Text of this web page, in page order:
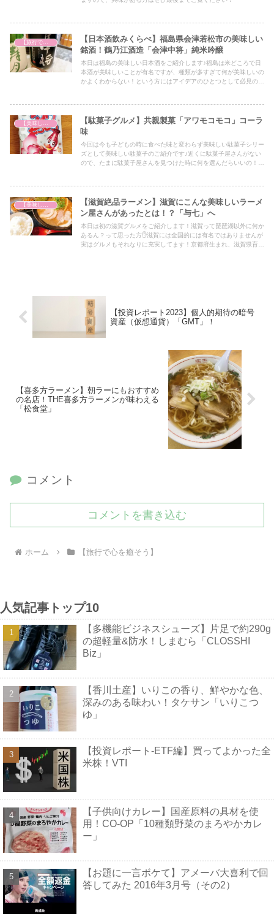
【日本酒飲みくらべ】福島県会津若松市の美味しい
銘酒！鶴乃江酒造「会津中将」純米吟醸
本日は福島の美味しい日本酒をご紹介します♪福島は米どころで日
本酒が美味しいことが有名ですが、種類が多すぎて何が美味しいの
かよくわからない！という方にはアイデアのひとつとして必見の内
【美味しいは正義】
【駄菓子グルメ】共親製菓「アワモコモコ」コーラ
味
今回は今も子どもの時に食べた味と変わらず美味しい駄菓子シリー
ズとして美味しい駄菓子のご紹介です♪近くに駄菓子屋さんがない
ので、たまに駄菓子屋さんを見つけた時に何を選んだらいいの！？
【美味しいは正義】
【滋賀絶品ラーメン】滋賀にこんな美味しいラーメ
ン屋さんがあったとは！？「与七」へ
本日は初の滋賀グルメをご紹介します！滋賀って琵琶湖以外に何か
あるん？って思った方✋滋賀には全国的には有名ではありませんが
実はグルメもそれなりに充実してます！京都府生まれ、滋賀県育ち
【投資レポート2023】個人的期待の暗号
資産（仮想通貨）「GMT」！
【喜多方ラーメン】朝ラーにもおすすめ
の名店！THE喜多方ラーメンが味わえる
「松食堂」
コメント
コメントを書き込む
ホーム 【旅行で心を癒そう】
人気記事トップ10
【多機能ビジネスシューズ】片足で約290g
の超軽量&防水！しまむら「CLOSSHI
Biz」
【香川土産】いりこの香り、鮮やかな色、
深みのある味わい！タケサン「いりこつ
ゆ」
【投資レポート-ETF編】買ってよかった全
米株！VTI
【子供向けカレー】国産原料の具材を使
用！CO-OP「10種類野菜のまろやかカレ
ー」
【お題に一言ボケて】アメーバ大喜利で回
答してみた 2016年3月号（その2）